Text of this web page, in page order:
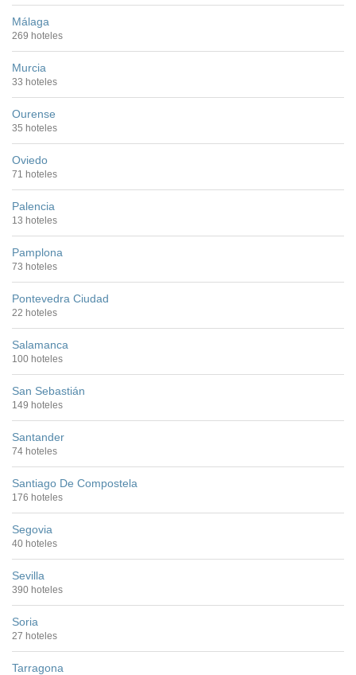
Málaga
269 hoteles
Murcia
33 hoteles
Ourense
35 hoteles
Oviedo
71 hoteles
Palencia
13 hoteles
Pamplona
73 hoteles
Pontevedra Ciudad
22 hoteles
Salamanca
100 hoteles
San Sebastián
149 hoteles
Santander
74 hoteles
Santiago De Compostela
176 hoteles
Segovia
40 hoteles
Sevilla
390 hoteles
Soria
27 hoteles
Tarragona